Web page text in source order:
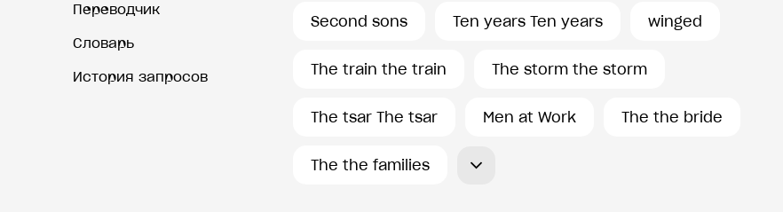
Переводчик
Словарь
История запросов
Second sons Ten years Ten years winged
The train the train The storm the storm
The tsar The tsar Men at Work The the bride
The the families